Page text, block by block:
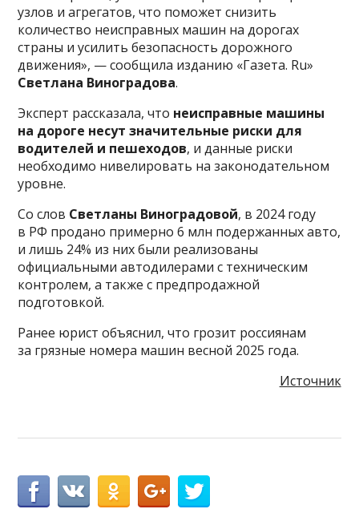
узлов и агрегатов, что поможет снизить
количество неисправных машин на дорогах
страны и усилить безопасность дорожного
движения», — сообщила изданию «Газета. Ru»
Светлана Виноградова.
Эксперт рассказала, что неисправные машины
на дороге несут значительные риски для
водителей и пешеходов, и данные риски
необходимо нивелировать на законодательном
уровне.
Со слов Светланы Виноградовой, в 2024 году
в РФ продано примерно 6 млн подержанных авто,
и лишь 24% из них были реализованы
официальными автодилерами с техническим
контролем, а также с предпродажной
подготовкой.
Ранее юрист объяснил, что грозит россиянам
за грязные номера машин весной 2025 года.
Источник